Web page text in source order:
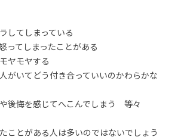
してしまっている
ってしまったことがある
ヤモヤする
がいてどう付き合っていいのかわらかな
後悔を感じてへこんでしまう 等々
ことがある人は多いのではないでしょう